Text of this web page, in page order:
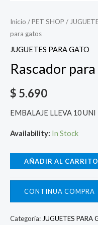
Inicio /PET SHOP /
para gatos
JUGUETES PARA GATO
Rascador
$ 5.690
EMBALAJE LLEVA 10 UNI
Availability: In Stock
AÑADIR AL CARRITO
CONTINUA COMPRA
Categoría:JUGUETES PARA